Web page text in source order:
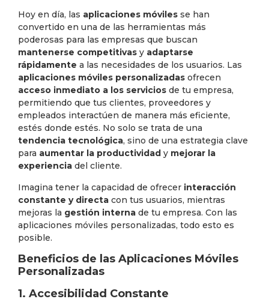
Hoy en día, las aplicaciones móviles se han
convertido en una de las herramientas más
poderosas para las empresas que buscan
mantenerse competitivas y adaptarse
rápidamente a las necesidades de los usuarios. Las
aplicaciones móviles personalizadas ofrecen
acceso inmediato a los servicios de tu empresa,
permitiendo que tus clientes, proveedores y
empleados interactúen de manera más eficiente,
estés donde estés. No solo se trata de una
tendencia tecnológica, sino de una estrategia clave
para aumentar la productividad y mejorar la
experiencia del cliente.
Imagina tener la capacidad de ofrecer interacción
constante y directa con tus usuarios, mientras
mejoras la gestión interna de tu empresa. Con las
aplicaciones móviles personalizadas, todo esto es
posible.
Beneficios de las Aplicaciones Móviles
Personalizadas
1. Accesibilidad Constante